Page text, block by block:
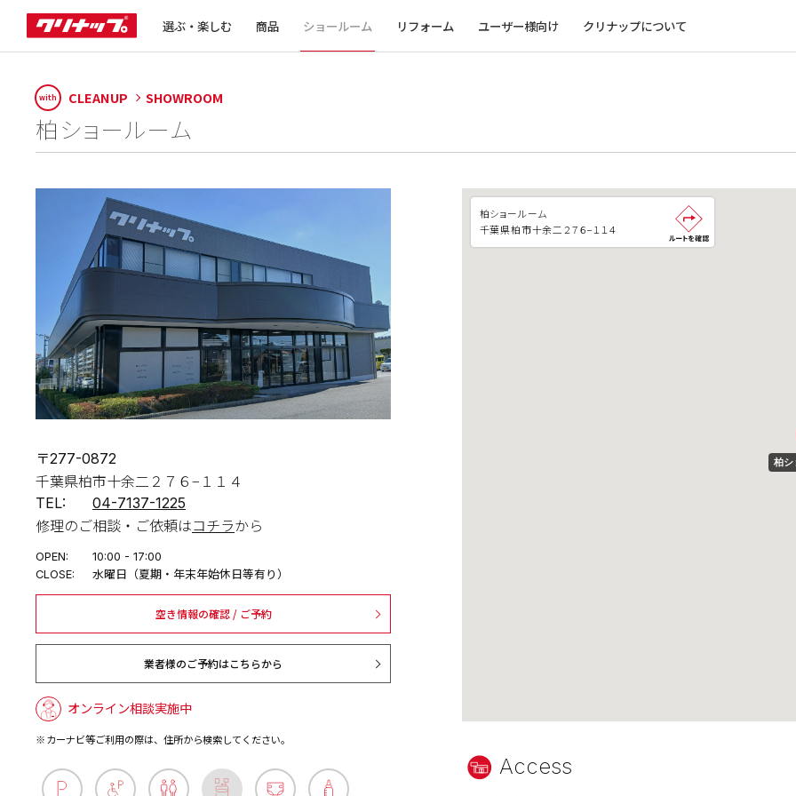
選ぶ・楽しむ 商品 ショールーム リフォーム ユーザー様向け クリナップについて
with CLEANUP SHOWROOM
柏ショールーム
〒277-0872
千葉県柏市十余二２７６−１１４
TEL: 04-7137-1225
修理のご相談・ご依頼はコチラから
OPEN:
10:00 - 17:00
CLOSE:
水曜日（夏期・年末年始休日等有り）
空き情報の確認 / ご予約
業者様のご予約はこちらから
オンライン相談実施中
カーナビ等ご利用の際は、住所から検索してください。
柏ショールーム
千葉県柏市十余二２７６−１１４
柏シ
Access